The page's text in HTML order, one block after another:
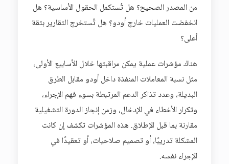
من المصدر الصحيح؟ هل تُستكمل الحقول الأساسية؟ هل
انخفضت العمليات خارج أودو؟ هل تُستخرج التقارير بثقة
أعلى؟
هناك مؤشرات عملية يمكن مراقبتها خلال الأسابيع الأولى،
مثل نسبة المعاملات المنفذة داخل أودو مقابل الطرق
البديلة، وعدد تذاكر الدعم المرتبطة بسوء فهم الإجراء،
وتكرار الأخطاء في الإدخال، وزمن إنجاز الدورة التشغيلية
مقارنة بما قبل الإطلاق. هذه المؤشرات تكشف إن كانت
المشكلة تدريبًا، أو تصميم صلاحيات، أو تعقيدًا في
الإجراء نفسه.